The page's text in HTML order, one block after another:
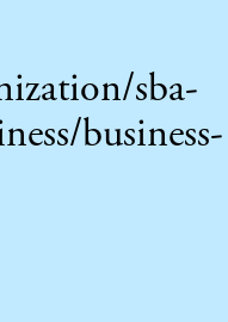
sba-
business-